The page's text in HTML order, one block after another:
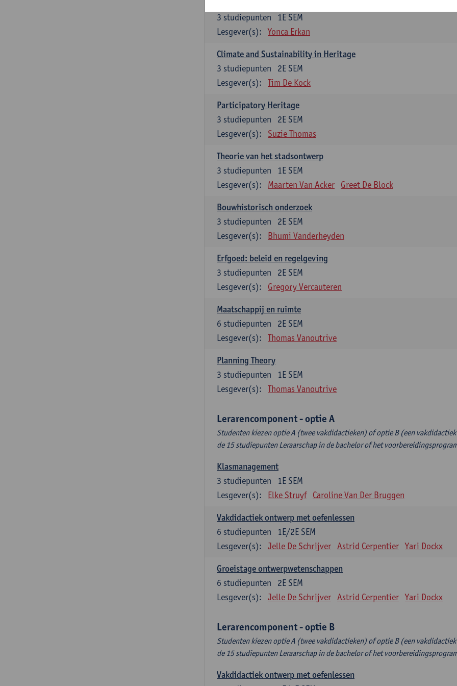
1E SEM
3 studiepunten
Lesgever(s):
Yonca Erkan
Climate and Sustainability in Heritage
2E SEM
3 studiepunten
Lesgever(s):
Tim De Kock
Participatory Heritage
2E SEM
3 studiepunten
Lesgever(s):
Suzie Thomas
Theorie van het stadsontwerp
1E SEM
3 studiepunten
Lesgever(s):
Maarten Van Acker Greet De Block
Bouwhistorisch onderzoek
2E SEM
3 studiepunten
Lesgever(s):
Bhumi Vanderheyden
Erfgoed: beleid en regelgeving
2E SEM
3 studiepunten
Lesgever(s):
Gregory Vercauteren
Maatschappij en ruimte
2E SEM
6 studiepunten
Lesgever(s):
Thomas Vanoutrive
Planning Theory
1E SEM
3 studiepunten
Lesgever(s):
Thomas Vanoutrive
Lerarencomponent - optie A
Studenten kiezen optie A (twee vakdidactieken) of optie B (een
de 15 studiepunten Leraarschap in de bachelor of het
Klasmanagement
1E SEM
3 studiepunten
Lesgever(s):
Elke Struyf Caroline Van Der Bruggen
Vakdidactiek ontwerp met oefenlessen
1E/2E SEM
6 studiepunten
Lesgever(s):
Jelle De Schrijver Astrid Cerpentier Yari Dockx
Groeistage ontwerpwetenschappen
2E SEM
6 studiepunten
Lesgever(s):
Jelle De Schrijver Astrid Cerpentier Yari Dockx
Lerarencomponent - optie B
Studenten kiezen optie A (twee vakdidactieken) of optie B (een
de 15 studiepunten Leraarschap in de bachelor of het
Vakdidactiek ontwerp met oefenlessen